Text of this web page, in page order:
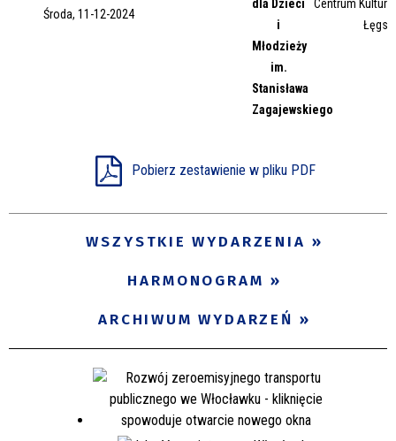
Miejsce
Środa, 11-12-2024
dla Dzieci
i
Młodzieży
im.
Stanisława
Zagajewskiego
Centrum Kultury
Pobierz zestawienie w pliku PDF
WSZYSTKIE WYDARZENIA
HARMONOGRAM
ARCHIWUM WYDARZEŃ